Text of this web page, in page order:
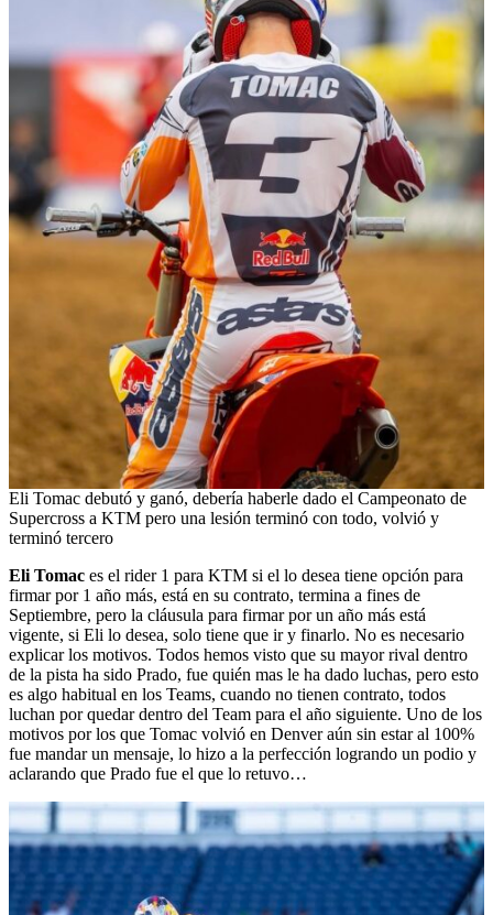
Eli Tomac debutó y ganó, debería haberle dado el Campeonato de
Supercross a KTM pero una lesión terminó con todo, volvió y
terminó tercero
Eli Tomac es el rider 1 para KTM si el lo desea tiene opción para
firmar por 1 año más, está en su contrato, termina a fines de
Septiembre, pero la cláusula para firmar por un año más está
vigente, si Eli lo desea, solo tiene que ir y finarlo. No es necesario
explicar los motivos. Todos hemos visto que su mayor rival dentro
de la pista ha sido Prado, fue quién mas le ha dado luchas, pero esto
es algo habitual en los Teams, cuando no tienen contrato, todos
luchan por quedar dentro del Team para el año siguiente. Uno de los
motivos por los que Tomac volvió en Denver aún sin estar al 100%
fue mandar un mensaje, lo hizo a la perfección logrando un podio y
aclarando que Prado fue el que lo retuvo…